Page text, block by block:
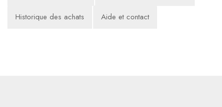
Historique des achats Aide et contact